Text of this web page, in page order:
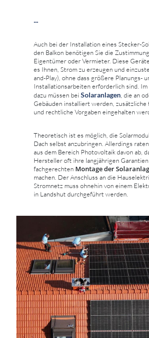
Auch bei der Installation eines Stecker-
den Balkon benötigen Sie die
Eigentümer oder Vermieter. Diese
es Ihnen, Strom zu erzeugen und
and-Play), ohne dass größere Planungs-
Installationsarbeiten erforderlich sind. Im
dazu müssen bei Solaranlagen , die an
Gebäuden installiert werden, zusätzliche
und rechtliche Vorgaben eingehalten
Theoretisch ist es möglich, die
Dach selbst anzubringen. Allerdings
aus dem Bereich Photovoltaik davon ab,
Hersteller oft ihre langjährigen
fachgerechten Montage der
machen. Der Anschluss an die
Stromnetz muss ohnehin von einem
in Landshut durchgeführt werden.